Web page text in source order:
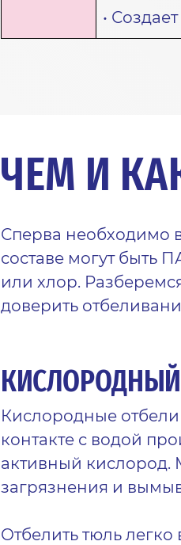
•
ЧЕМ И
Сперва необходимо
составе могут быть
или хлор.
доверить
КИСЛОРОДНЫЙ
Кислородные
контакте с водой
активный кислород.
загрязнения и
Отбелить тюль легко